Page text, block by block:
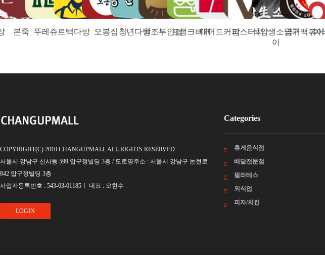
죽 뚜레쥬르 빽다방 오봉집청년다방원조부안집프랭크버거매머드커피맘스터치석암생소금구엽기떡볶이이삭토
COPYRIGHT(C) 2010 CHANGUPMALL ALL RIGHTS RESERVED.
서울시 강남구 신사동 599 압구정빌딩 3층 / 도로명주소 : 서울시 강남구 논현로
842 압구정빌딩 3층
사업자등록번호 : 543-03-01185ㅣ 대표 : 오현수
LOGIN
Categories
휴게음식점
배달전문점
필라테스
외식업
피자/치킨